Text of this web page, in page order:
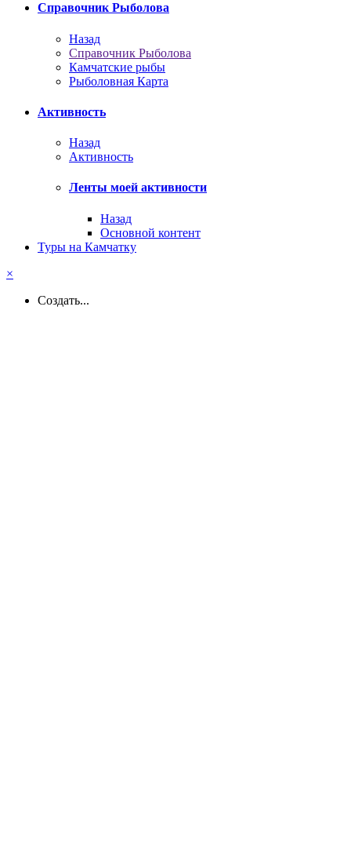
Справочник Рыболова
Назад
Справочник Рыболова
Камчатские рыбы
Рыболовная Карта
Активность
Назад
Активность
Ленты моей активности
Назад
Основной контент
Туры на Камчатку
×
Создать...